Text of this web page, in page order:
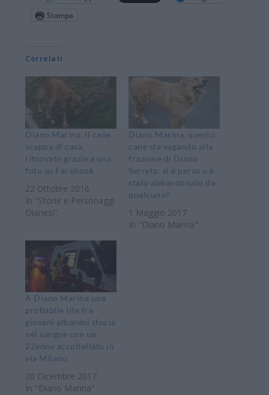
Stampa
Correlati
Diano Marina, il cane
scappa di casa,
ritrovato grazie a una
foto su Facebook
22 Ottobre 2016
In "Storie e Personaggi
Dianesi"
Diano Marina, questo
cane sta vagando alla
frazione di Diano
Serreta: si è perso o è
stato abbandonato da
qualcuno?
1 Maggio 2017
In "Diano Marina"
A Diano Marina una
probabile lite fra
giovani albanesi sfocia
nel sangue con un
22enne accoltellato in
via Milano
20 Dicembre 2017
In "Diano Marina"